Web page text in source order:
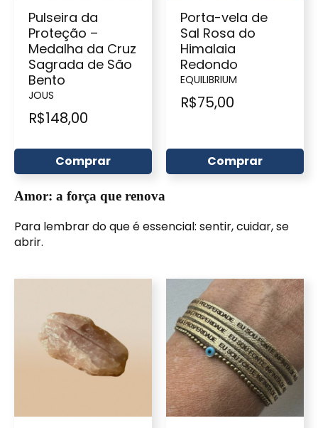
Pulseira da
Proteção –
Medalha da Cruz
Sagrada de São
Bento
JOUS
R$148,00
Comprar
Porta-vela de
Sal Rosa do
Himalaia
Redondo
EQUILIBRIUM
R$75,00
Comprar
Amor: a força que renova
Para lembrar do que é essencial: sentir, cuidar, se
abrir.